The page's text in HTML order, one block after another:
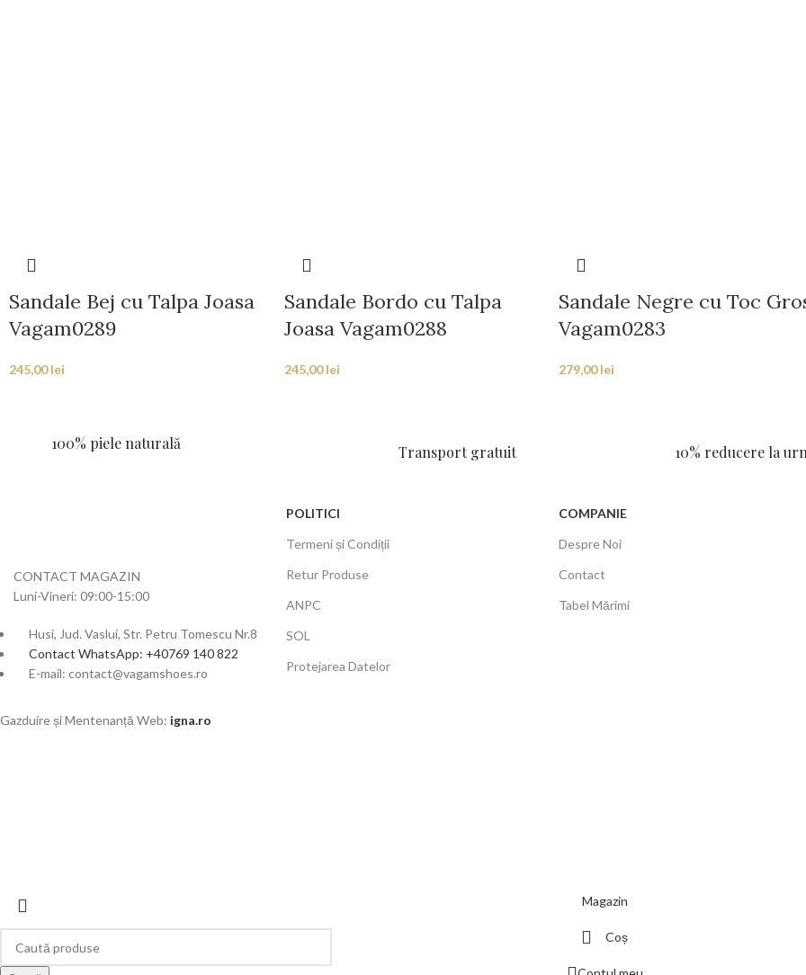
Sandale Bej cu Talpa Joasa
Vagam0289
245,00lei
Sandale Bordo cu Talpa
Joasa Vagam0288
245,00lei
Sandale Negre cu Toc
Vagam0283
279,00lei
100% piele naturală Transport gratuit 10% reducere la
CONTACT MAGAZIN
Luni-Vineri: 09:00-15:00
Husi, Jud. Vaslui, Str. Petru Tomescu Nr.8
Contact WhatsApp: +40769 140 822
E-mail: contact@vagamshoes.ro
POLITICI
Termeni și Condiții
Retur Produse
ANPC
SOL
Protejarea Datelor
COMPANIE
Despre Noi
Contact
Tabel Mărimi
Gazduire și Mentenanță Web: igna.ro
Magazin
Coș